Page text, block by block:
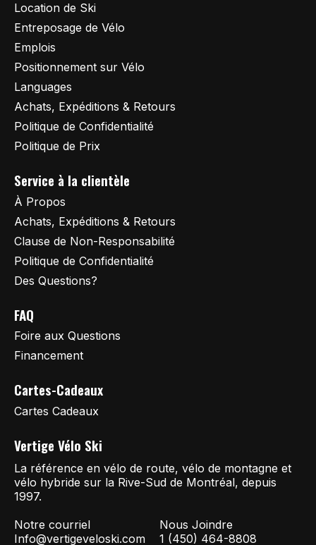
Location de Ski
Entreposage de Vélo
Emplois
Positionnement sur Vélo
Languages
Achats, Expéditions & Retours
Politique de Confidentialité
Politique de Prix
Service à la clientèle
À Propos
Achats, Expéditions & Retours
Clause de Non-Responsabilité
Politique de Confidentialité
Des Questions?
FAQ
Foire aux Questions
Financement
Cartes-Cadeaux
Cartes Cadeaux
Vertige Vélo Ski
La référence en vélo de route, vélo de montagne et
vélo hybride sur la Rive-Sud de Montréal, depuis
1997.
Notre courriel
Info@vertigeveloski.com
Nous Joindre
1 (450) 464-8808